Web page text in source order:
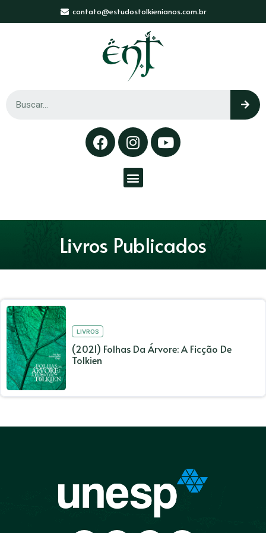
contato@estudostolkienianos.com.br
Livros Publicados
LIVROS
(2021) Folhas Da Árvore: A Ficção De
Tolkien